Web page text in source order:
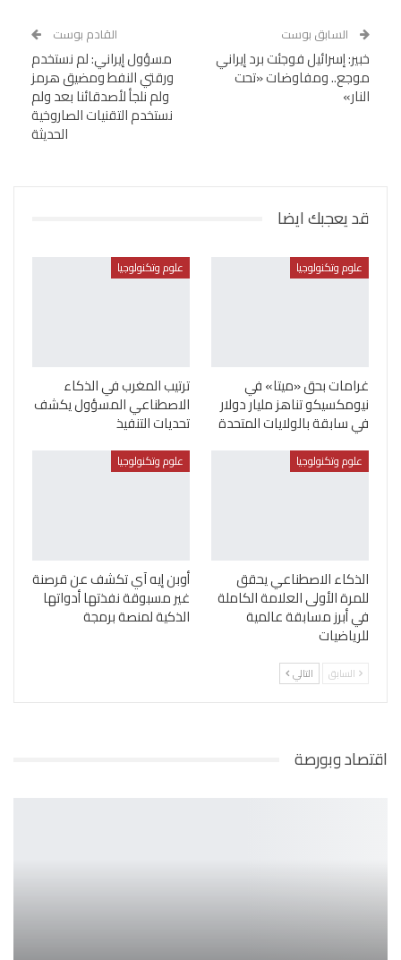
السابق بوست
خبير: إسرائيل فوجئت برد إيراني
موجع.. ومفاوضات «تحت
النار»
القادم بوست
مسؤول إيراني: لم نستخدم
ورقتي النفط ومضيق هرمز
ولم نلجأ لأصدقائنا بعد ولم
نستخدم التقنيات الصاروخية
الحديثة
قد يعجبك ايضا
علوم وتكنولوجيا
غرامات بحق «ميتا» في
نيومكسيكو تناهز مليار دولار
في سابقة بالولايات المتحدة
علوم وتكنولوجيا
ترتيب المغرب في الذكاء
الاصطناعي المسؤول يكشف
تحديات التنفيذ
علوم وتكنولوجيا
الذكاء الاصطناعي يحقق
للمرة الأولى العلامة الكاملة
في أبرز مسابقة عالمية
للرياضيات
علوم وتكنولوجيا
أوبن إيه آي تكشف عن قرصنة
غير مسبوقة نفذتها أدواتها
الذكية لمنصة برمجة
السابق التالي
اقتصاد وبورصة